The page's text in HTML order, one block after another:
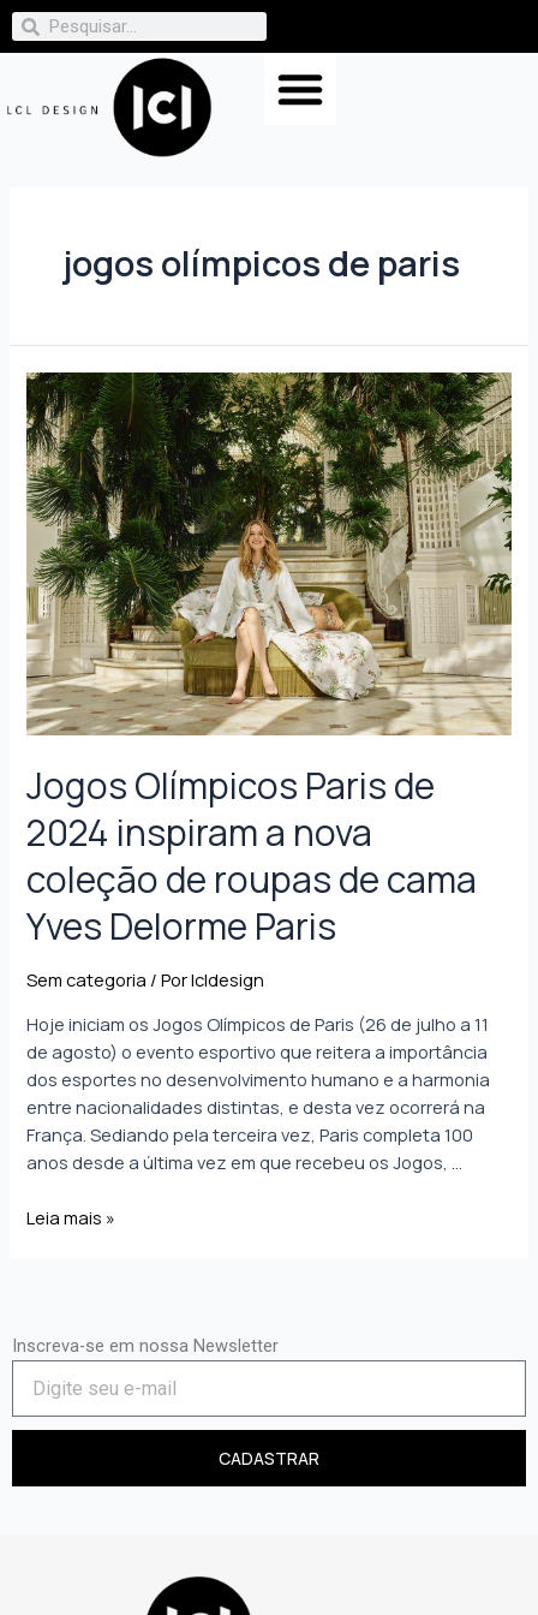
jogos olímpicos de paris
Jogos Olímpicos Paris de
2024 inspiram a nova
coleção de roupas de cama
Yves Delorme Paris
Sem categoria / Porlcldesign
Hoje iniciam os Jogos Olímpicos de Paris (26 de julho a 11
de agosto) o evento esportivo que reitera a importância
dos esportes no desenvolvimento humano e a harmonia
entre nacionalidades distintas, e desta vez ocorrerá na
França. Sediando pela terceira vez, Paris completa 100
anos desde a última vez em que recebeu os Jogos, …
Leia mais »
Inscreva-se em nossa Newsletter
CADASTRAR